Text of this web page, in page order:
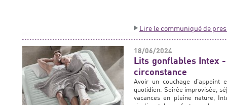
Lire le communiqué de
18/06/2024
Lits gonflables Intex
circonstance
Avoir un couchage d'appoint
quotidien. Soirée improvisée,
vacances en pleine nature,